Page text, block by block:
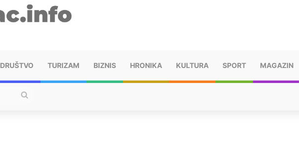
DRUŠTVO TURIZAM BIZNIS HRONIKA KULTURA SPORT MAGAZIN